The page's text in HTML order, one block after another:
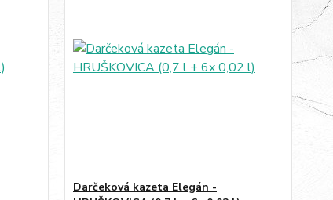
Darčeková kazeta Elegán -